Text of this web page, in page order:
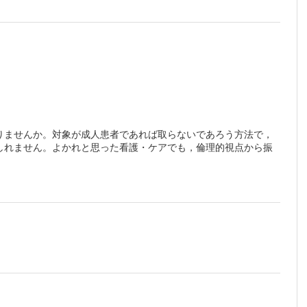
を抱か
うのは
せんか。対象が成人患者であれば取らないであろう方法で，
ません。よかれと思った看護・ケアでも，倫理的視点から振
，またその手引きに，本書をぜひお役立てください。
としても自己管理できるようになっています。いまや前期高
認知症の人に対する偏見や差別意識に基づく対応をしてしま